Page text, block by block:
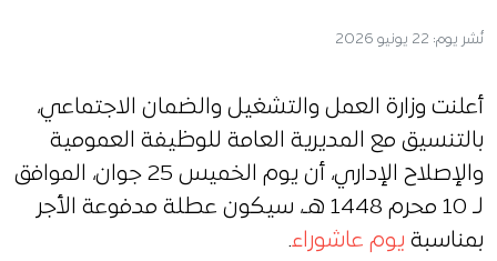
نُشر يوم: 22 يونيو 2026
أعلنت وزارة العمل والتشغيل والضمان الاجتماعي،
بالتنسيق مع المديرية العامة للوظيفة العمومية
والإصلاح الإداري، أن يوم الخميس 25 جوان، الموافق
لـ 10 محرم 1448 هـ، سيكون عطلة مدفوعة الأجر
بمناسبة يوم عاشوراء.